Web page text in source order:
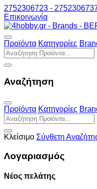
2752306723 -
Επικοινωνία
Προϊόντα Κατηγορίες
Αναζήτηση
Προϊόντα Κατηγορίες
Κλείσιμο Σύνθετη
Λογαριασμός
Νέος πελάτης